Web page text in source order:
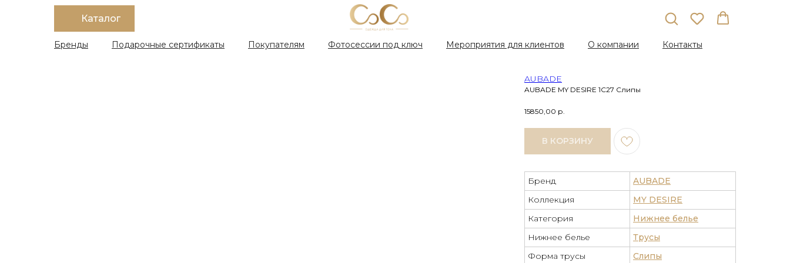
Каталог
Бренды Подарочные сертификаты Покупателям Фотосессии под ключ Мероприятия для клиентов О компании Контакты
AUBADE MY DESIRE 1C27 Слипы
AUBADE
15850,00 р.
В КОРЗИНУ
Бренд
AUBADE
Коллекция
MY DESIRE
Категория
Нижнее белье
Нижнее белье
Трусы
Форма трусы
Слипы